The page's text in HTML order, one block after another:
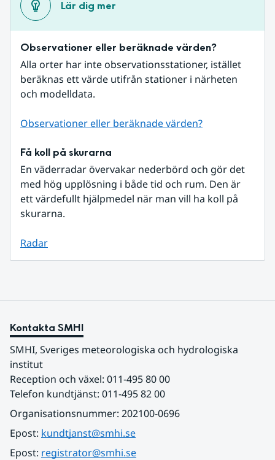
Lär dig mer
Observationer eller beräknade värden?
Alla orter har inte observationsstationer, istället
beräknas ett värde utifrån stationer i närheten
och modelldata.
Observationer eller beräknade värden?
Få koll på skurarna
En väderradar övervakar nederbörd och gör det
med hög upplösning i både tid och rum. Den är
ett värdefullt hjälpmedel när man vill ha koll på
skurarna.
Radar
Kontakta SMHI
SMHI, Sveriges meteorologiska och hydrologiska
institut
Reception och växel: 011-495 80 00
Telefon kundtjänst: 011-495 82 00
Organisationsnummer: 202100-0696
Epost: kundtjanst@smhi.se
Epost: registrator@smhi.se